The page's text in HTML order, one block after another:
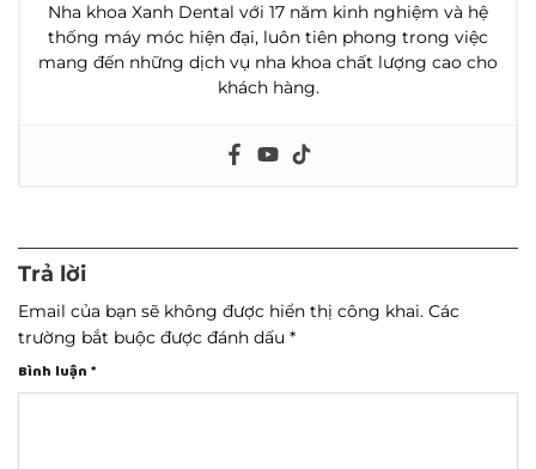
Nha khoa Xanh Dental với 17 năm kinh nghiệm và hệ
thống máy móc hiện đại, luôn tiên phong trong việc
mang đến những dịch vụ nha khoa chất lượng cao cho
khách hàng.
Trả lời
Email của bạn sẽ không được hiển thị công khai. Các
trường bắt buộc được đánh dấu *
Bình luận *